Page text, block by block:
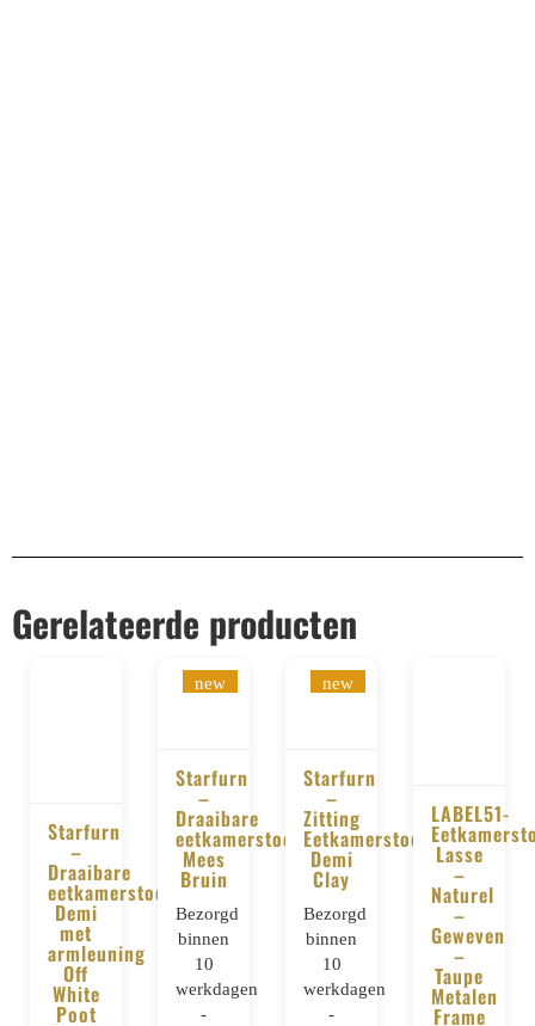
Gerelateerde producten
BESTELLEN
Starfurn
–
Draaibare
eetkamerstoel
Demi
met
armleuning
Off
White
Poot
BESTELLEN
new
Starfurn
–
Draaibare
eetkamerstoel
Mees
Bruin
Bezorgd
binnen
10
werkdagen
-
BESTELLEN
new
Starfurn
–
Zitting
Eetkamerstoel
Demi
Clay
Bezorgd
binnen
10
werkdagen
-
BESTELLEN
LABEL51-
Lasse
–
Naturel
–
Geweven
–
Taupe
Metalen
Frame